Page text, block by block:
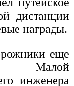
дистанции
награды.
еще
Малой
инженера